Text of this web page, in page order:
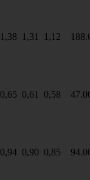
1,38 1,31 1,12
0,65 0,61 0,58
0,94 0,90 0,85